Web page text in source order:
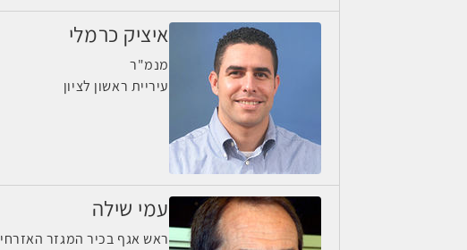
איציק כרמלי
מנמ"ר
עיריית ראשון לציון
עמי שילה
ראש אגף בכיר המגזר האזרחי